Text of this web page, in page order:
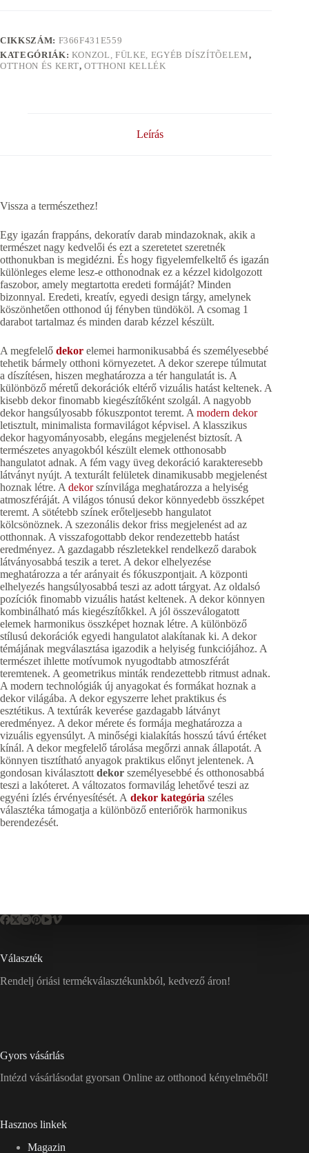
CIKKSZÁM: F366F431E559
KATEGÓRIÁK: KONZOL, FÜLKE, EGYÉB DÍSZÍTÕELEM,
OTTHON ÉS KERT,OTTHONI KELLÉK
Leírás
Vissza a természethez!
Egy igazán frappáns, dekoratív darab mindazoknak, akik a
természet nagy kedvelői és ezt a szeretetet szeretnék
otthonukban is megidézni. És hogy figyelemfelkeltő és igazán
különleges eleme lesz-e otthonodnak ez a kézzel kidolgozott
faszobor, amely megtartotta eredeti formáját? Minden
bizonnyal. Eredeti, kreatív, egyedi design tárgy, amelynek
köszönhetően otthonod új fényben tündököl. A csomag 1
darabot tartalmaz és minden darab kézzel készült.
A megfelelő dekor elemei harmonikusabbá és személyesebbé
tehetik bármely otthoni környezetet. A dekor szerepe túlmutat
a díszítésen, hiszen meghatározza a tér hangulatát is. A
különböző méretű dekorációk eltérő vizuális hatást keltenek. A
kisebb dekor finomabb kiegészítőként szolgál. A nagyobb
dekor hangsúlyosabb fókuszpontot teremt. A modern dekor
letisztult, minimalista formavilágot képvisel. A klasszikus
dekor hagyományosabb, elegáns megjelenést biztosít. A
természetes anyagokból készült elemek otthonosabb
hangulatot adnak. A fém vagy üveg dekoráció karakteresebb
látványt nyújt. A texturált felületek dinamikusabb megjelenést
hoznak létre. A dekorszínvilága meghatározza a helyiség
atmoszféráját. A világos tónusú dekor könnyedebb összképet
teremt. A sötétebb színek erőteljesebb hangulatot
kölcsönöznek. A szezonális dekor friss megjelenést ad az
otthonnak. A visszafogottabb dekor rendezettebb hatást
eredményez. A gazdagabb részletekkel rendelkező darabok
látványosabbá teszik a teret. A dekor elhelyezése
meghatározza a tér arányait és fókuszpontjait. A központi
elhelyezés hangsúlyosabbá teszi az adott tárgyat. Az oldalsó
pozíciók finomabb vizuális hatást keltenek. A dekor könnyen
kombinálható más kiegészítőkkel. A jól összeválogatott
elemek harmonikus összképet hoznak létre. A különböző
stílusú dekorációk egyedi hangulatot alakítanak ki. A dekor
témájának megválasztása igazodik a helyiség funkciójához. A
természet ihlette motívumok nyugodtabb atmoszférát
teremtenek. A geometrikus minták rendezettebb ritmust adnak.
A modern technológiák új anyagokat és formákat hoznak a
dekor világába. A dekor egyszerre lehet praktikus és
esztétikus. A textúrák keverése gazdagabb látványt
eredményez. A dekor mérete és formája meghatározza a
vizuális egyensúlyt. A minőségi kialakítás hosszú távú értéket
kínál. A dekor megfelelő tárolása megőrzi annak állapotát. A
könnyen tisztítható anyagok praktikus előnyt jelentenek. A
gondosan kiválasztott dekor személyesebbé és otthonosabbá
teszi a lakóteret. A változatos formavilág lehetővé teszi az
egyéni ízlés érvényesítését. A dekor kategória széles
választéka támogatja a különböző enteriőrök harmonikus
berendezését.
Választék
Rendelj óriási termékválasztékunkból, kedvező áron!
Gyors vásárlás
Intézd vásárlásodat gyorsan Online az otthonod kényelméből!
Hasznos linkek
Magazin